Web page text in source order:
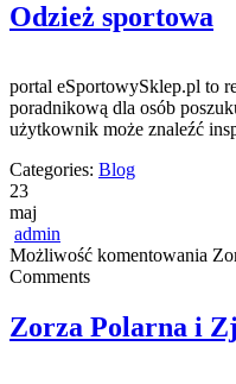
Odzież sportowa
portal eSportowySklep.pl to
poradnikową dla osób
użytkownik może znaleźć
Categories: Blog
23
maj
admin
Możliwość komentowania
Comments
Zorza Polarna i